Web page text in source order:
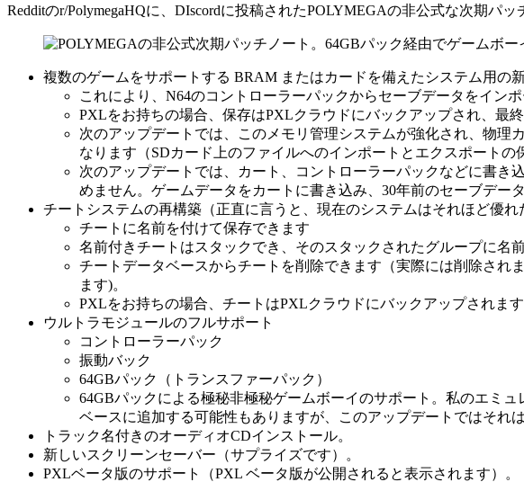
Redditのr/PolymegaHQに、DIscordに投稿されたPOLYMEGAの非公式な次期パ
複数のゲームをサポートする BRAM またはカードを備えたシステム用の
これにより、N64のコントローラーパックからセーブデータをイン
PXLをお持ちの場合、保存はPXLクラウドにバックアップされ、最
次のアップデートでは、このメモリ管理システムが強化され、物理
なります（SDカード上のファイルへのインポートとエクスポートの
次のアップデートでは、カート、コントローラーパックなどに書
めません。ゲームデータをカートに書き込み、30年前のセーブデー
チートシステムの再構築（正直に言うと、現在のシステムはそれほど優れ
チートに名前を付けて保存できます
名前付きチートはスタックでき、そのスタックされたグループに名
チートデータベースからチートを削除できます（実際には削除さ
ます)。
PXLをお持ちの場合、チートはPXLクラウドにバックアップされます
ウルトラモジュールのフルサポート
コントローラーパック
振動バック
64GBパック（トランスファーパック）
64GBパックによる極秘非極秘ゲームボーイのサポート。私のエミュ
ベースに追加する可能性もありますが、このアップデートではそれ
トラック名付きのオーディオCDインストール。
新しいスクリーンセーバー（サプライズです）。
PXLベータ版のサポート（PXL ベータ版が公開されると表示されます）。